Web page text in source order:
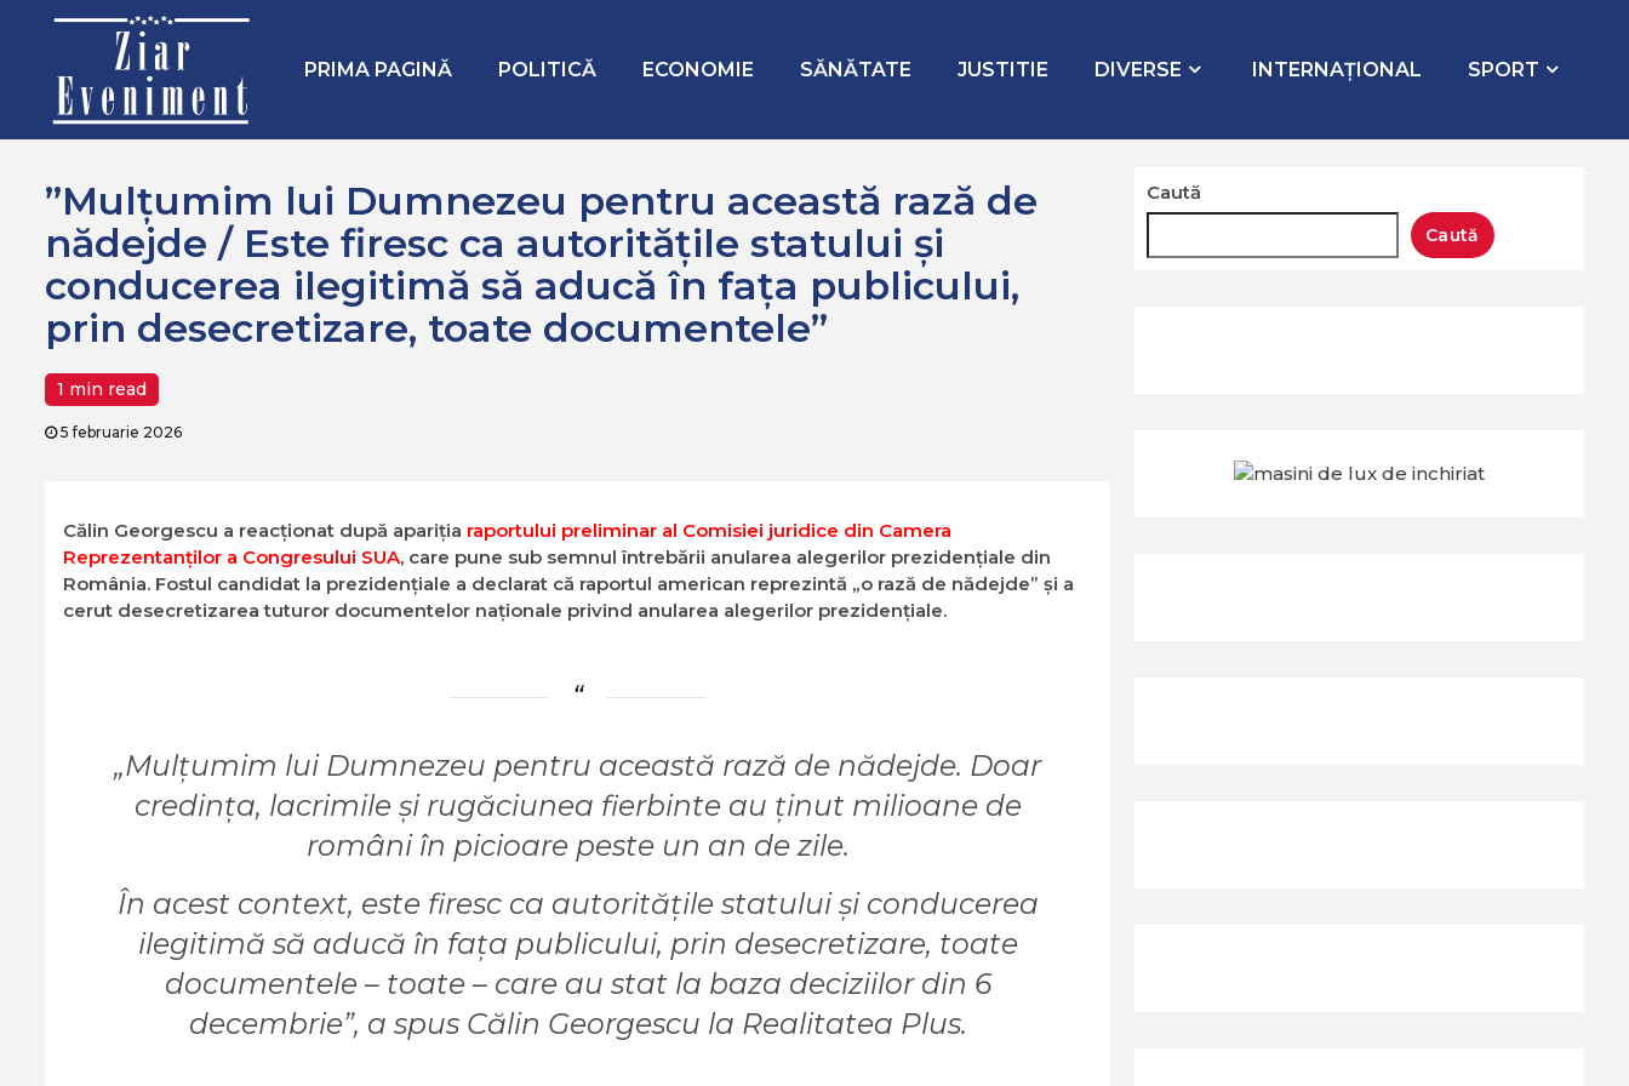
PRIMA PAGINĂ POLITICĂ ECONOMIE SĂNĂTATE JUSTITIE DIVERSE INTERNAŢIONAL SPORT
Politica
”Mulțumim lui Dumnezeu pentru această rază de nădejde / Este firesc ca autoritățile statului și conducerea ilegitimă să aducă în fața publicului, prin desecretizare, toate documentele”
”Mulțumim lui Dumnezeu pentru această rază de
nădejde / Este firesc ca autoritățile statului și
conducerea ilegitimă să aducă în fața publicului,
prin desecretizare, toate documentele”
1 min read
5 februarie 2026
Călin Georgescu a reacționat după apariția raportului preliminar al Comisiei juridice din Camera
Reprezentanților a Congresului SUA, care pune sub semnul întrebării anularea alegerilor prezidențiale din
România. Fostul candidat la prezidențiale a declarat că raportul american reprezintă „o rază de nădejde” și a
cerut desecretizarea tuturor documentelor naționale privind anularea alegerilor prezidențiale.
„Mulțumim lui Dumnezeu pentru această rază de nădejde. Doar
credința, lacrimile și rugăciunea fierbinte au ținut milioane de
români în picioare peste un an de zile.
În acest context, este firesc ca autoritățile statului și conducerea
ilegitimă să aducă în fața publicului, prin desecretizare, toate
documentele – toate – care au stat la baza deciziilor din 6
decembrie”, a spus Călin Georgescu la Realitatea Plus.
Caută
Caută